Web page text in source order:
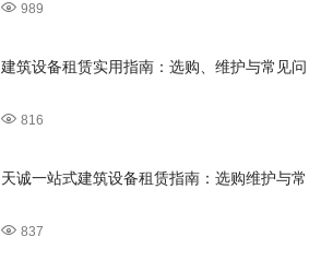
989
建筑设备租赁实用指南：选购、维护与常见问
816
天诚一站式建筑设备租赁指南：选购维护与常
837